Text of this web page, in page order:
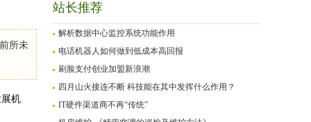
所未
机
站长推荐
解析数据中心监控系统功能作用
电话机器人如何做到低成本高回报
刷脸支付创业加盟新浪潮
四月山火接连不断 科技能在其中发挥什么作用？
IT硬件渠道商不再“传统”